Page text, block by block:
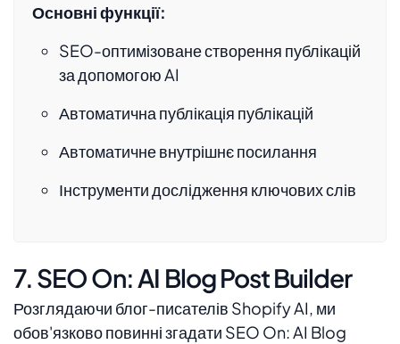
Основні функції:
SEO-оптимізоване створення публікацій
за допомогою AI
Автоматична публікація публікацій
Автоматичне внутрішнє посилання
Інструменти дослідження ключових слів
7. SEO On: AI Blog Post Builder
Розглядаючи блог-писателів Shopify AI, ми
обов'язково повинні згадати SEO On: AI Blog